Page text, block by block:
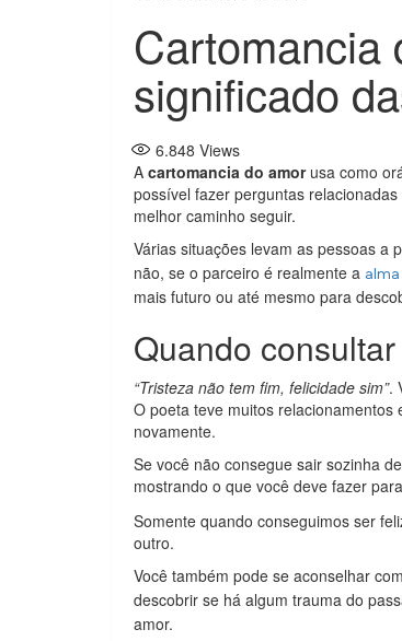
Cartomancia
significado
6.848 Views
A cartomancia do amorusa como
possível fazer perguntas
melhor caminho seguir.
Várias situações levam as pessoas a
não, se o parceiro é realmente a
mais futuro ou até mesmo para
Quando
“Tristeza não tem fim, felicidade sim”.
O poeta teve muitos
novamente.
Se você não consegue sair sozinha
mostrando o que você deve fazer para
Somente quando conseguimos ser
outro.
Você também pode se aconselhar
descobrir se há algum trauma do
amor.